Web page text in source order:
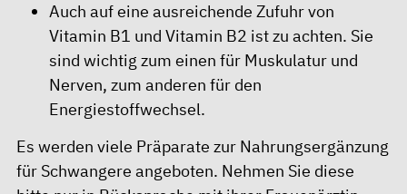
Auch auf eine ausreichende Zufuhr von
Vitamin B1 und Vitamin B2 ist zu achten. Sie
sind wichtig zum einen für Muskulatur und
Nerven, zum anderen für den
Energiestoffwechsel.
Es werden viele Präparate zur Nahrungsergänzung
für Schwangere angeboten. Nehmen Sie diese